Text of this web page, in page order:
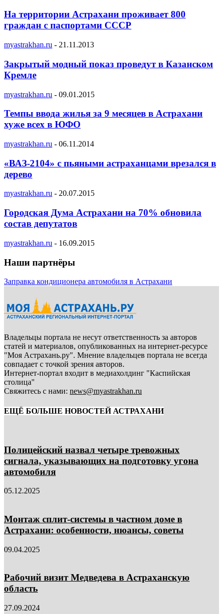
На территории Астрахани проживает 800
граждан с паспортами СССР
myastrakhan.ru - 21.11.2013
Закрытый модный показ проведут в Казанском
Кремле
myastrakhan.ru - 09.01.2015
Темпы ввода жилья за 9 месяцев в Астрахани
хуже всех в ЮФО
myastrakhan.ru - 06.11.2014
«ВАЗ-2104» с пьяными астраханцами врезался в
дерево
myastrakhan.ru - 20.07.2015
Городская Дума Астрахани на 70% обновила
состав депутатов
myastrakhan.ru - 16.09.2015
Наши партнёры
Заправка кондиционера автомобиля в Астрахани
Владельцы портала не несут ответственность за авторов
статей и материалов, опубликованных на интернет-ресурсе
"Моя Астрахань.ру". Мнение владельцев портала не всегда
совпадает с точкой зрения авторов.
Интернет-портал входит в медиахолдинг "Каспийская
столица"
Свяжитесь с нами: news@myastrakhan.ru
ЕЩЁ БОЛЬШЕ НОВОСТЕЙ АСТРАХАНИ
Полицейский назвал четыре тревожных
сигнала, указывающих на подготовку угона
автомобиля
05.12.2025
Монтаж сплит-системы в частном доме в
Астрахани: особенности, нюансы, советы
09.04.2025
Рабочий визит Медведева в Астраханскую
область
27.09.2024